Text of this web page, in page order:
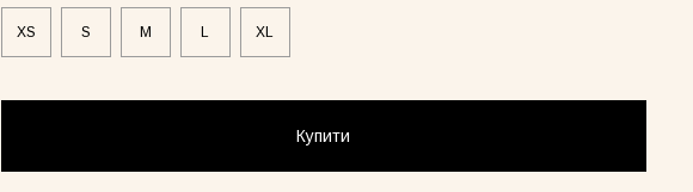
XS S M L XL
Купити